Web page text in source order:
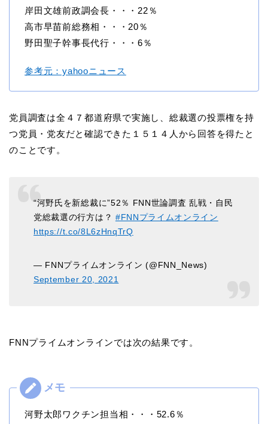
岸田文雄前政調会長・・・22％
高市早苗前総務相・・・20％
野田聖子幹事長代行・・・6％
参考元：yahooニュース
党員調査は全４７都道府県で実施し、総裁選の投票権を持
つ党員・党友だと確認できた１５１４人から回答を得たと
のことです。
“河野氏を新総裁に”52％ FNN世論調査 乱戦・自民
党総裁選の行方は？ #FNNプライムオンライン
https://t.co/8L6zHnqTrQ
— FNNプライムオンライン (@FNN_News)
September 20, 2021
FNNプライムオンラインでは次の結果です。
河野太郎ワクチン担当相・・・52.6％